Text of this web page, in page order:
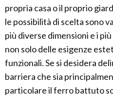
propria casa o il proprio
le possibilità di scelta sono
più diverse dimensioni e i
non solo delle esigenze
funzionali. Se si desidera
barriera che sia
particolare il ferro battuto